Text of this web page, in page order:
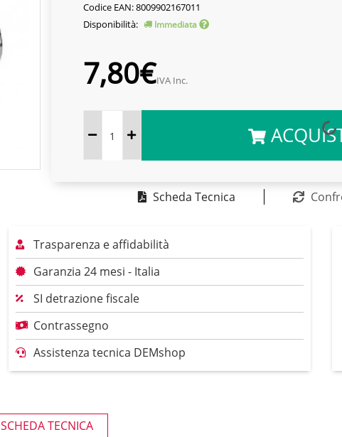
Codice EAN: 8009902167011
Disponibilità:
Immediata
7,80€IVA Inc.
Scheda Tecnica
Trasparenza e affidabilità
Garanzia 24 mesi - Italia
SI detrazione fiscale
Contrassegno
Assistenza tecnica DEMshop
SCHEDA TECNICA